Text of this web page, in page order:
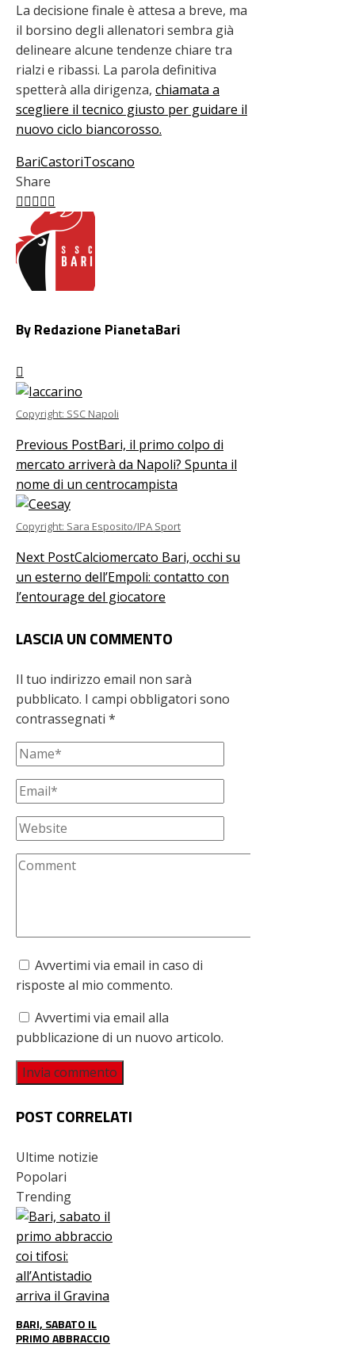
La decisione finale è attesa a breve, ma
il borsino degli allenatori sembra già
delineare alcune tendenze chiare tra
rialzi e ribassi. La parola definitiva
spetterà alla dirigenza, chiamata a
scegliere il tecnico giusto per guidare il
nuovo ciclo biancorosso.
BariCastoriToscano
Share
Facebook
Twitter
LinkedIn
Pinterest
Stumbleupon
By Redazione PianetaBari
Copyright: SSC Napoli
Previous PostBari, il primo colpo di
mercato arriverà da Napoli? Spunta il
nome di un centrocampista
Copyright: Sara Esposito/IPA Sport
Next PostCalciomercato Bari, occhi su
un esterno dell’Empoli: contatto con
l’entourage del giocatore
LASCIA UN COMMENTO
Il tuo indirizzo email non sarà
pubblicato. I campi obbligatori sono
contrassegnati *
Avvertimi via email in caso di
risposte al mio commento.
Avvertimi via email alla
pubblicazione di un nuovo articolo.
POST CORRELATI
Ultime notizie
Popolari
Trending
BARI, SABATO IL
PRIMO ABBRACCIO